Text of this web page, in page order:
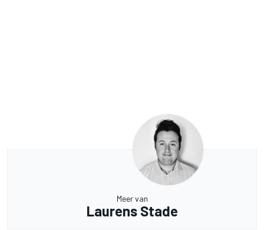
Meer van
Laurens Stade